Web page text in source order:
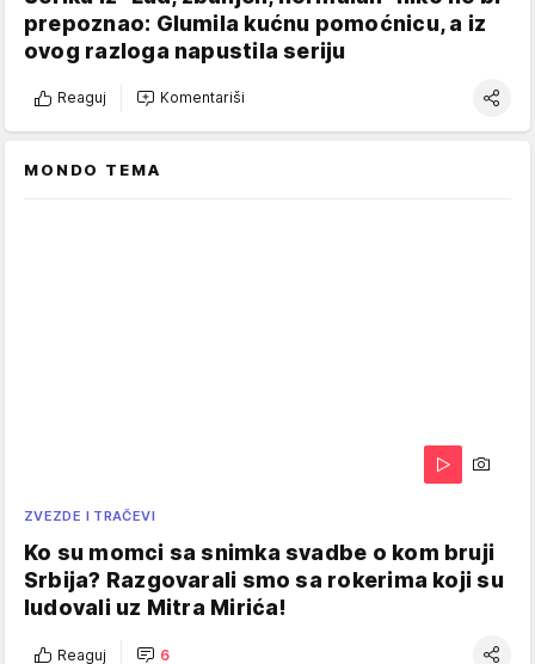
prepoznao: Glumila kućnu pomoćnicu, a iz
ovog razloga napustila seriju
Reaguj Komentariši
MONDO TEMA
ZVEZDE I TRAČEVI
Ko su momci sa snimka svadbe o kom bruji
Srbija? Razgovarali smo sa rokerima koji su
ludovali uz Mitra Mirića!
Reaguj 6